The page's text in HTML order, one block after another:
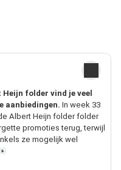
Heijn folder vind je veel
aanbiedingen. In week 33
Albert Heijn folder folder
promoties terug, terwijl
ze mogelijk wel